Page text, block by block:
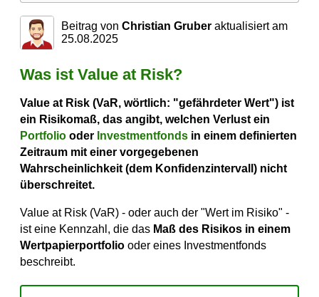
Beitrag von Christian Gruber aktualisiert am
25.08.2025
Was ist Value at Risk?
Value at Risk (VaR, wörtlich: "gefährdeter Wert") ist
ein Risikomaß, das angibt, welchen Verlust ein
Portfolio oder Investmentfonds in einem definierten
Zeitraum mit einer vorgegebenen
Wahrscheinlichkeit (dem Konfidenzintervall) nicht
überschreitet.
Value at Risk (VaR) - oder auch der "Wert im Risiko" -
ist eine Kennzahl, die das Maß des Risikos in einem
Wertpapierportfolio oder eines Investmentfonds
beschreibt.